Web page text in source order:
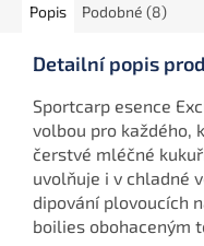
Popis Podobné (8)
Detailní popis
Sportcarp esence
volbou pro každého,
čerstvé mléčné
uvolňuje i v chladné
dipování plovoucích
boilies obohaceným